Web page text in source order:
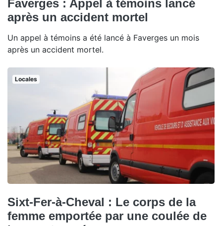
Faverges : Appel à témoins lancé
après un accident mortel
Un appel à témoins a été lancé à Faverges un mois
après un accident mortel.
Locales
Sixt-Fer-à-Cheval : Le corps de la
femme emportée par une coulée de